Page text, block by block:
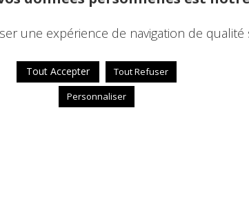
une expérience de navigation de
Tout Accepter
Tout Refuser
Personnaliser